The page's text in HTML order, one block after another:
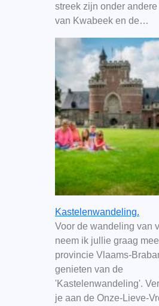
streek zijn onder andere
van Kwabeek en de…
Kastelenwandeling.
Voor de wandeling van
neem ik jullie graag
provincie Vlaams-
genieten van de
'Kastelenwandeling'.
je aan de Onze-Lieve-